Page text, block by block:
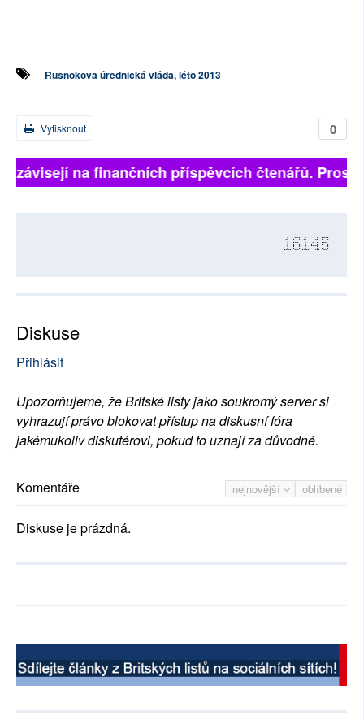
Rusnokova úřednická vláda, léto 2013
0
Vytisknout
závisejí na finančních příspěvcích čtenářů.
16145
Diskuse
Přihlásit
Upozorňujeme, že Britské listy jako soukromý server si
vyhrazují právo blokovat přístup na diskusní fóra
jakémukoliv diskutérovi, pokud to uznají za důvodné.
nejnovější oblíbené
Komentáře
Diskuse je prázdná.